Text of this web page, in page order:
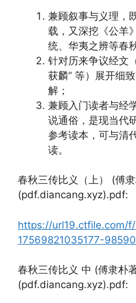
兼顾叙事与义理，
载，又深挖《公羊
统、华夷之辨等春
针对历来争议经文
获麟” 等）展开细
解；
兼顾入门读者与经
说通俗，是现当代
参考读本，可与清
读。
春秋三传比义（上） (傅
(pdf.diancang.xyz).pdf:
https://url19.ctfile.com/
17569821035177-
春秋三传比义 中 (傅隶朴
(pdf.diancang.xyz).pdf: